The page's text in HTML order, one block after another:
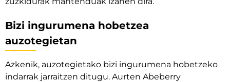
Bizi ingurumena hobetzea
auzotegietan
Azkenik, auzotegietako bizi ingurumena hobetzeko
indarrak jarraitzen ditugu. Aurten Abeberry